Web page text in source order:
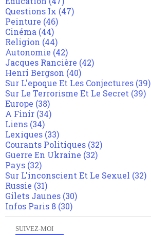
SUIVEZ-MOI
Questions Ix (47)
Peinture (46)
Cinéma (44)
Religion (44)
Autonomie (42)
Jacques Rancière (42)
Henri Bergson (40)
Sur L'epoque Et Les Conjectures (39)
Sur Le Terrorisme Et Le Secret (39)
Europe (38)
A Finir (34)
Liens (34)
Lexiques (33)
Courants Politiques (32)
Guerre En Ukraine (32)
Pays (32)
Sur L'inconscient Et Le Sexuel (32)
Russie (31)
Gilets Jaunes (30)
Infos Paris 8 (30)